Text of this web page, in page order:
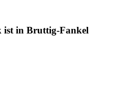
ist in Bruttig-Fankel